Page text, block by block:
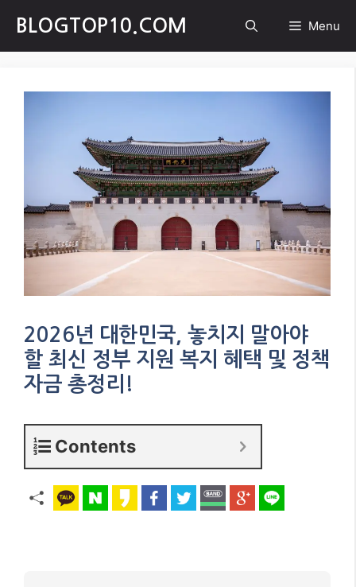
content
BLOGTOP10.COM Menu
2026년 대한민국, 놓치지 말아야
할 최신 정부 지원 복지 혜택 및 정책
자금 총정리!
Contents